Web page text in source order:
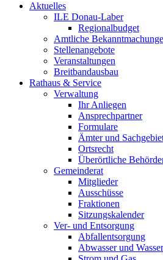
Aktuelles
ILE Donau-Laber
Regionalbudget
Amtliche
Stellenangebote
Veranstaltungen
Breitbandausbau
Rathaus & Service
Verwaltung
Ihr Anliegen
Ansprechpartner
Formulare
Ämter und
Ortsrecht
Überörtliche
Gemeinderat
Mitglieder
Ausschüsse
Fraktionen
Sitzungskalender
Ver- und Entsorgung
Abfallentsorgung
Abwasser und Wasser